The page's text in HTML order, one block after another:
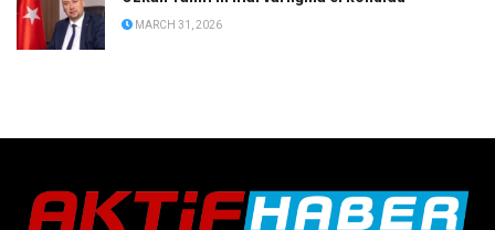
MARCH 31, 2026